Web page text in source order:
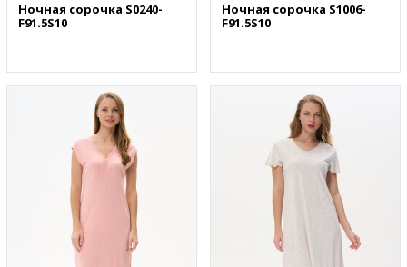
Ночная сорочка S0240-
F91.5S10
Ночная сорочка S1006-
F91.5S10